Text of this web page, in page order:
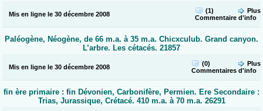
Mis en ligne le 30 décembre 2008
(1)
Commentaire
Plus
d'info
Paléogène, Néogène, de 66 m.a. à 35 m.a. Chicxculub. Grand canyon.
L’arbre. Les cétacés. 21857
Mis en ligne le 30 décembre 2008
(0)
Commentaires
Plus
d'info
fin ère primaire : fin Dévonien, Carbonifère, Permien. Ere Secondaire :
Trias, Jurassique, Crétacé. 410 m.a. à 70 m.a. 26291